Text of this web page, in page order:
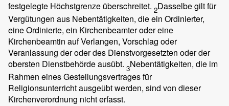
festgelegte Höchstgrenze überschreitet. 2Dasselbe gilt für
Vergütungen aus Nebentätigkeiten, die ein Ordinierter,
eine Ordinierte, ein Kirchenbeamter oder eine
Kirchenbeamtin auf Verlangen, Vorschlag oder
Veranlassung der oder des Dienstvorgesetzten oder der
obersten Dienstbehörde ausübt. 3Nebentätigkeiten, die im
Rahmen eines Gestellungsvertrages für
Religionsunterricht ausgeübt werden, sind von dieser
Kirchenverordnung nicht erfasst.